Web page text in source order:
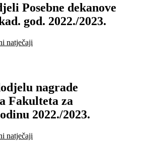
Posebne dekanove
god. 2022./2023.
natječaji
nagrade
Fakulteta za
2022./2023.
natječaji